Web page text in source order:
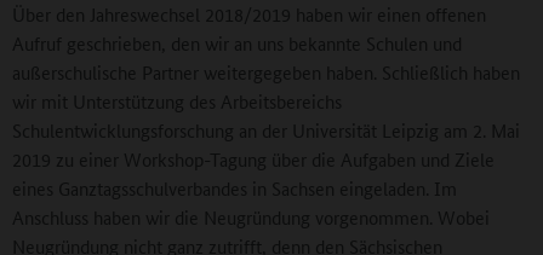
Über den Jahreswechsel 2018/2019 haben wir einen offenen
Aufruf geschrieben, den wir an uns bekannte Schulen und
außerschulische Partner weitergegeben haben. Schließlich haben
wir mit Unterstützung des Arbeitsbereichs
Schulentwicklungsforschung an der Universität Leipzig am 2. Mai
2019 zu einer Workshop-Tagung über die Aufgaben und Ziele
eines Ganztagsschulverbandes in Sachsen eingeladen. Im
Anschluss haben wir die Neugründung vorgenommen. Wobei
Neugründung nicht ganz zutrifft, denn den Sächsischen